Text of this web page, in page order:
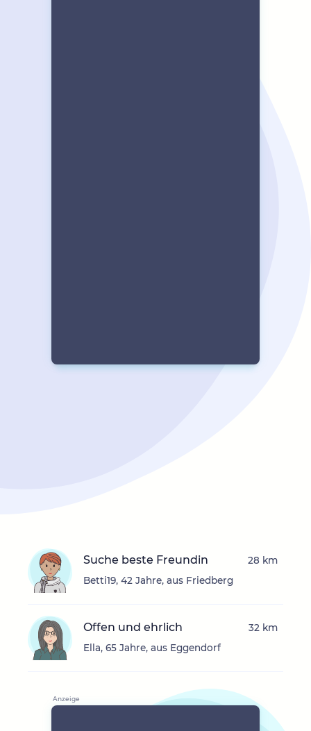
Suche beste Freundin
Betti19, 42 Jahre, aus Friedberg
28 km
Offen und ehrlich
Ella, 65 Jahre, aus Eggendorf
32 km